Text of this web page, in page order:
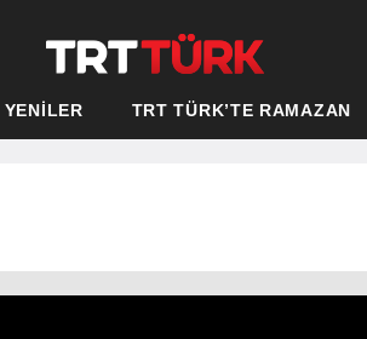
YENİLER TRT TÜRK’TE RAMAZAN